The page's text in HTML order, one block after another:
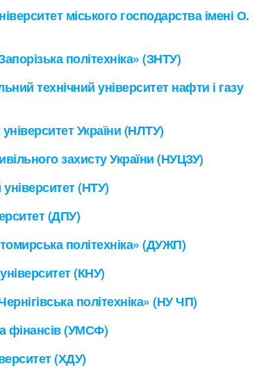
міського господарства імені О.
політехніка» (ЗНТУ)
технічний університет нафти і газу
України (НЛТУ)
захисту України (НУЦЗУ)
(НТУ)
(ДПУ)
політехніка» (ДУЖП)
(КНУ)
політехніка» (НУ ЧП)
фінансів (УМСФ)
(ХДУ)